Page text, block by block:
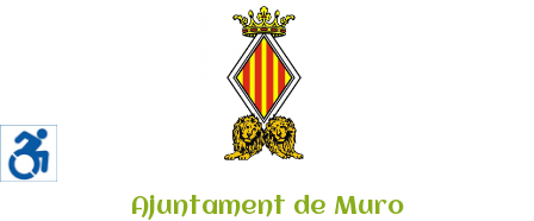
Ajuntament de Muro